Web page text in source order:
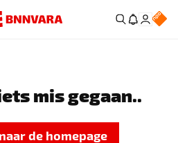
mis gegaan..
de homepage